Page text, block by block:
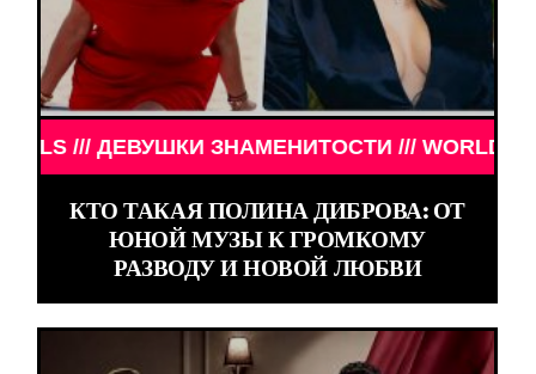
ЗНАМЕНИТОСТИ /// WORLD GIRLS ///
КТО ТАКАЯ ПОЛИНА ДИБРОВА: ОТ
ЮНОЙ МУЗЫ К ГРОМКОМУ
РАЗВОДУ И НОВОЙ ЛЮБВИ